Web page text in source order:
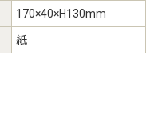
170×40×H130mm
紙